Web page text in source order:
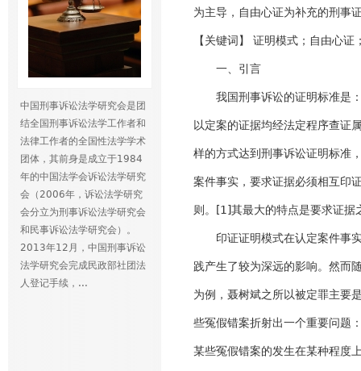
中国刑事诉讼法学研究会是团
结全国刑事诉讼法学工作者和
法律工作者的全国性法学学术
团体，其前身是成立于1984
年的中国法学会诉讼法学研究
会（2006年，诉讼法学研究
会分立为刑事诉讼法学研究会
和民事诉讼法学研究会）。
2013年12月，中国刑事诉讼
法学研究会完成民政部社团法
人登记手续，...
为主导，自由心证为补充的刑事
【关键词】 证明模式；自由心
一、引言
我国刑事诉讼的证明标准是：
以定案的证据均经法定程序查证
样的方式达到刑事诉讼证明标准
案件事实，要求证据必须相互印
则。[1]其最大的特点是要求证据
印证证明模式在认定案件事实
践产生了较为深远的影响。然而
为例，聂树斌之所以被定罪主要
些冤假错案折射出一个重要问题
某些冤假错案的发生在某种程度